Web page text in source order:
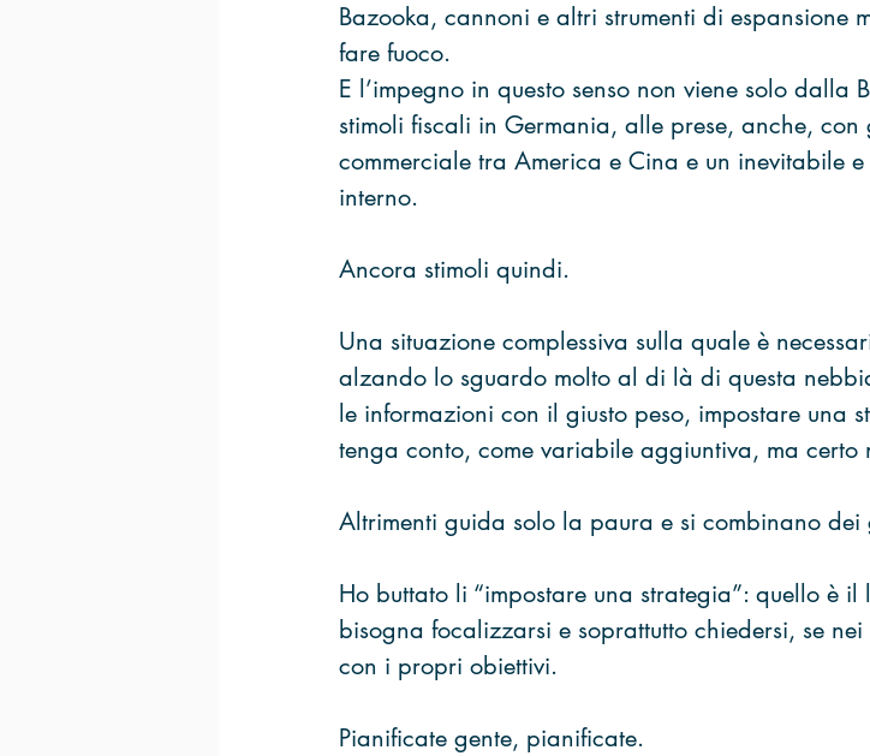
Bazooka, cannoni e altri strumenti di espansione
fare fuoco.
E l’impegno in questo senso non viene solo
stimoli fiscali in Germania, alle prese, anche,
commerciale tra America e Cina e un inevitabile
interno.
Ancora stimoli quindi.
Una situazione complessiva sulla quale è
alzando lo sguardo molto al di là di questa
le informazioni con il giusto peso, impostare una
tenga conto, come variabile aggiuntiva, ma certo
Altrimenti guida solo la paura e si combinano dei
Ho buttato li “impostare una strategia”: quello è
bisogna focalizzarsi e soprattutto chiedersi, se
con i propri obiettivi.
Pianificate gente, pianificate.